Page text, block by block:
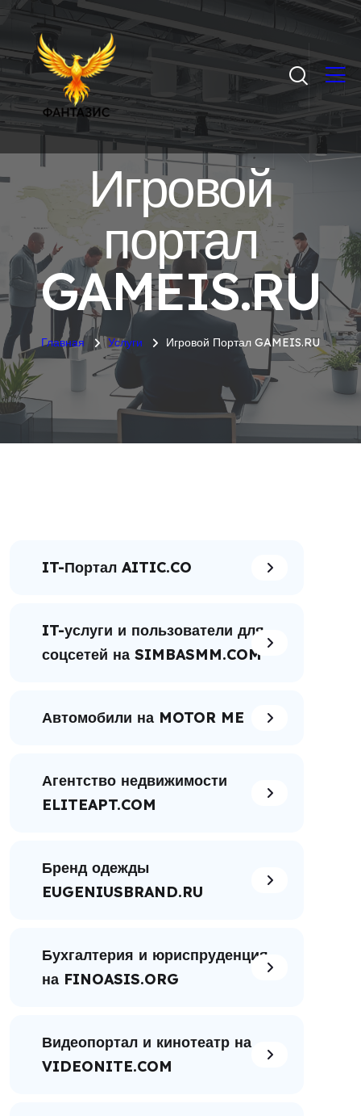
Игровой
портал
GAMEIS.RU
Главная Услуги Игровой Портал GAMEIS.RU
IT-Портал AITIC.CO
IT-услуги и пользователи для
соцсетей на SIMBASMM.COM
Автомобили на MOTOR ME
Агентство недвижимости
ELITEAPT.COM
Бренд одежды
EUGENIUSBRAND.RU
Бухгалтерия и юриспруденция
на FINOASIS.ORG
Видеопортал и кинотеатр на
VIDEONITE.COM